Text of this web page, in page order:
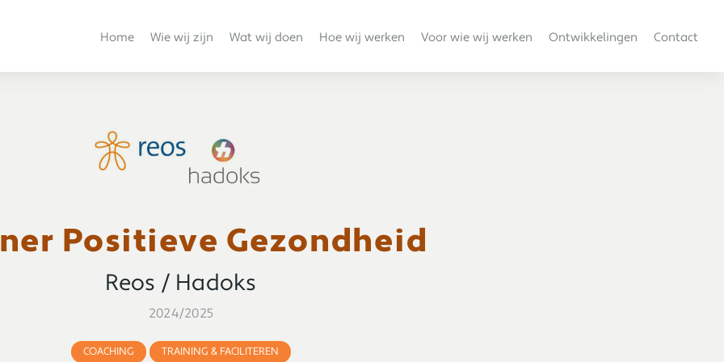
Home Wie wij zijn Wat wij doen Hoe wij werken Voor wie wij werken Ontwikkelingen Contact
Positieve Gezondheid
Reos / Hadoks
2024/2025
COACHING TRAINING & FACILITEREN